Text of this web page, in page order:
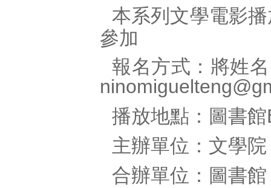
本系列文學電影
參加
報名方式：將姓
播放地點：圖書館
主辦單位：文學院
合辦單位：圖書館